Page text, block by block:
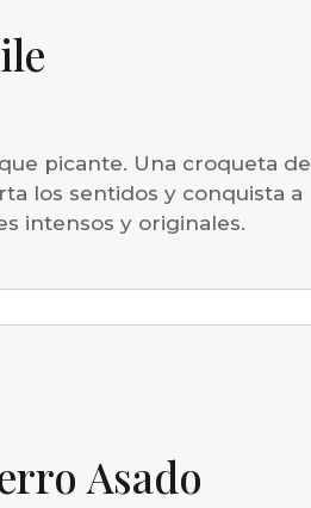
picante. Una croqueta de
los sentidos y conquista a
intensos y originales.
Asado